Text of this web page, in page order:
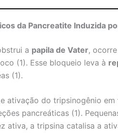
da Pancreatite Induzida
a papila de Vater,
(1). Esse bloqueio leva à
(1).
ativação do tripsinogênio em
pancreáticas (1).
ativa, a tripsina catalisa a